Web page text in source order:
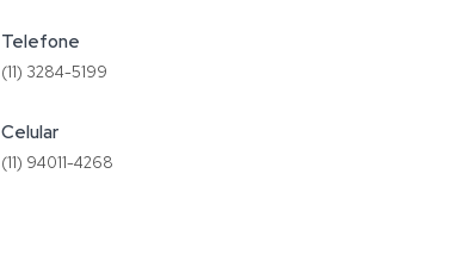
Telefone
(11) 3284-5199
Celular
(11) 94011-4268